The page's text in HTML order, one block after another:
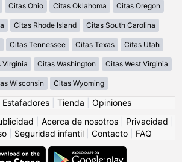
Citas Ohio Citas Oklahoma Citas Oregon
Citas Rhode Island Citas South Carolina
Citas Tennessee Citas Texas Citas Utah
Virginia Citas Washington Citas West Virginia
Wisconsin Citas Wyoming
Estafadores Tienda
Opiniones
Acerca de nosotros Privacidad
Seguridad infantil Contacto FAQ